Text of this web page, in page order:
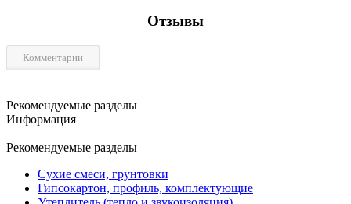
Отзывы
Комментарии
Рекомендуемые разделы
Информация
Рекомендуемые разделы
Сухие смеси, грунтовки
Гипсокартон, профиль, комплектующие